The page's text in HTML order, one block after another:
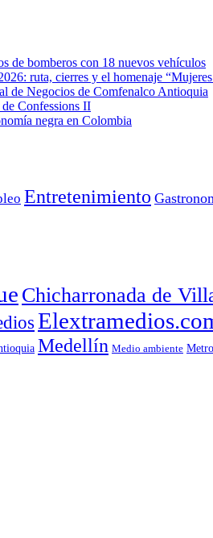
de bomberos con 18 nuevos vehículos
ruta, cierres y el homenaje
de Negocios de Comfenalco Antioquia
Confessions II
negra en Colombia
Entretenimiento
Chicharronada de
Medellín Medio ambiente